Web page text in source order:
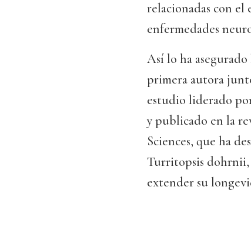
relacionadas con el
enfermedades
Así lo ha
primera autora
estudio liderado
y publicado en la
Sciences, que ha
Turritopsis dohrnii,
extender su